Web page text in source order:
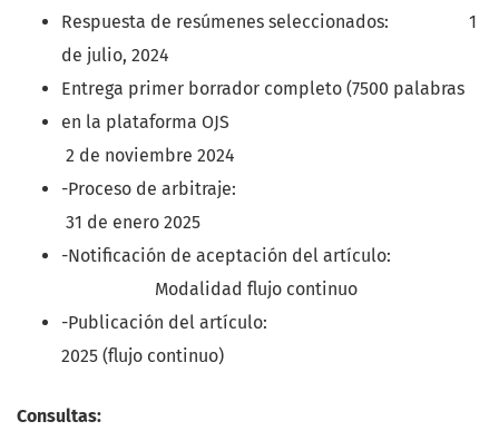
Respuesta de resúmenes seleccionados: 1
de julio, 2024
Entrega primer borrador completo (7500 palabras
en la plataforma OJS
2 de noviembre 2024
-Proceso de arbitraje:
31 de enero 2025
-Notificación de aceptación del artículo:
Modalidad flujo continuo
-Publicación del artículo:
2025 (flujo continuo)
Consultas: